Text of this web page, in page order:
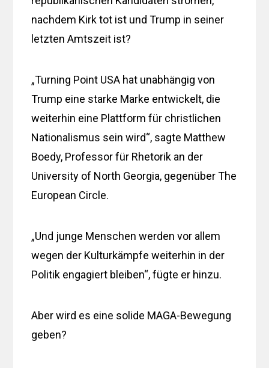
nachdem Kirk tot ist und Trump in seiner
letzten Amtszeit ist?
„Turning Point USA hat unabhängig von
Trump eine starke Marke entwickelt, die
weiterhin eine Plattform für christlichen
Nationalismus sein wird“, sagte Matthew
Boedy, Professor für Rhetorik an der
University of North Georgia, gegenüber The
European Circle.
„Und junge Menschen werden vor allem
wegen der Kulturkämpfe weiterhin in der
Politik engagiert bleiben“, fügte er hinzu.
Aber wird es eine solide MAGA-Bewegung
geben?